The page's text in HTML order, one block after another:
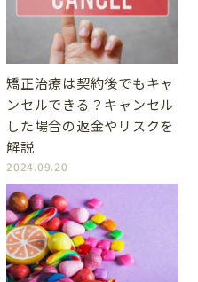
矯正治療は契約後でもキャ
ンセルできる？キャンセル
した場合の返金やリスクを
解説
2024.09.20